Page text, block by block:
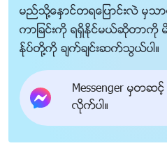
မည္သို႔ေႏွာင္တရေျပာင္းလဲ မွ
ကာျခင္းကို ရရွိႏိုင္မယ္ဆိုတာကို မိ
န္ုပ္တို႔ကို ခ်က္ခ်င္းဆက္သြယ္ပါ။
Messenger မွတဆ
လိုက္ပါ။